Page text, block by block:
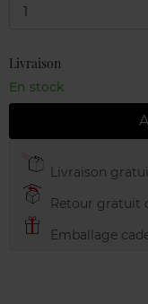
1
Livraison
En stock
Livraison
Retour gratuit
Emballage